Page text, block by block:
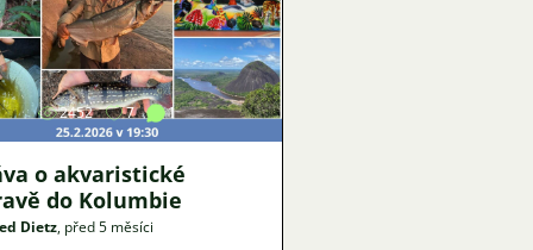
Obrázek
2452 7 1
o akvaristické
do Kolumbie
Dietz, před 5 měsíci